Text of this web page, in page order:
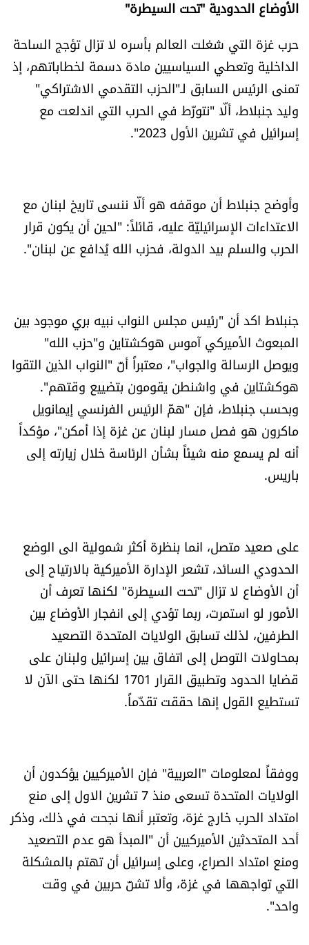
الأوضاع الحدودية "تحت السيطرة"
حرب غزة التي شغلت العالم بأسره لا تزال تؤجج الساحة
الداخلية وتعطي السياسيين مادة دسمة لخطاباتهم، إذ
تمنى الرئيس السابق لـ"الحزب التقدمي الاشتراكي"
وليد جنبلاط، ألّا "نتورّط في الحرب التي اندلعت مع
إسرائيل في تشرين الأول 2023".
وأوضح جنبلاط أن موقفه هو ألّا ننسى تاريخ لبنان مع
الاعتداءات الإسرائيليّة عليه، قائلاً: "لحين أن يكون قرار
الحرب والسلم بيد الدولة، فحزب الله يُدافع عن لبنان".
جنبلاط اكد أن "رئيس مجلس النواب نبيه بري موجود بين
المبعوث الأميركي آموس هوكشتاين و"حزب الله"
ويوصل الرسالة والجواب"، معتبراً أنّ "النواب الذين التقوا
هوكشتاين في واشنطن يقومون بتضييع وقتهم".
وبحسب جنبلاط، فإن "همّ الرئيس الفرنسي إيمانويل
ماكرون هو فصل مسار لبنان عن غزة إذا أمكن"، مؤكداً
أنه لم يسمع منه شيئاً بشأن الرئاسة خلال زيارته إلى
باريس.
على صعيد متصل، انما بنظرة أكثر شمولية الى الوضع
الحدودي السائد، تشعر الإدارة الأميركية بالارتياح إلى
أن الأوضاع لا تزال "تحت السيطرة" لكنها تعرف أن
الأمور لو استمرت، ربما تؤدي إلى انفجار الأوضاع بين
الطرفين، لذلك تسابق الولايات المتحدة التصعيد
بمحاولات التوصل إلى اتفاق بين إسرائيل ولبنان على
قضايا الحدود وتطبيق القرار 1701 لكنها حتى الآن لا
تستطيع القول إنها حققت تقدّماً.
ووفقاً لمعلومات "العربية" فإن الأميركيين يؤكدون أن
الولايات المتحدة تسعى منذ 7 تشرين الاول إلى منع
امتداد الحرب خارج غزة، وتعتبر أنها نجحت في ذلك، وذكر
أحد المتحدثين الأميركيين أن "المبدأ هو عدم التصعيد
ومنع امتداد الصراع، وعلى إسرائيل أن تهتم بالمشكلة
التي تواجهها في غزة، وألا تشنّ حربين في وقت
واحد".